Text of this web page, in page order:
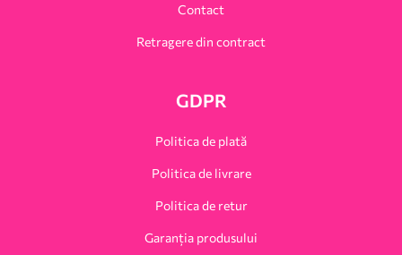
Contact
Retragere din contract
GDPR
Politica de plată
Politica de livrare
Politica de retur
Garanția produsului